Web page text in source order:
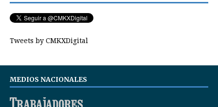
Tweets by CMKXDigital
MEDIOS NACIONALES